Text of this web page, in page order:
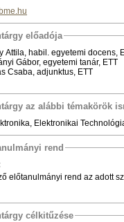
előadója
Attila, habil. egyetemi docens,
Gábor, egyetemi tanár, ETT
Csaba, adjunktus, ETT
az alábbi témakörök
Elektronikai
rend
előtanulmányi rend az adott
célkitűzése